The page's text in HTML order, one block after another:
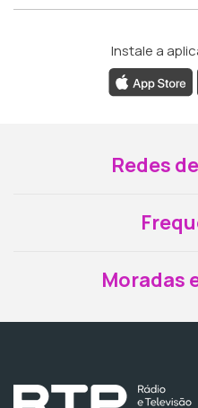
Instale a
Redes
Moradas